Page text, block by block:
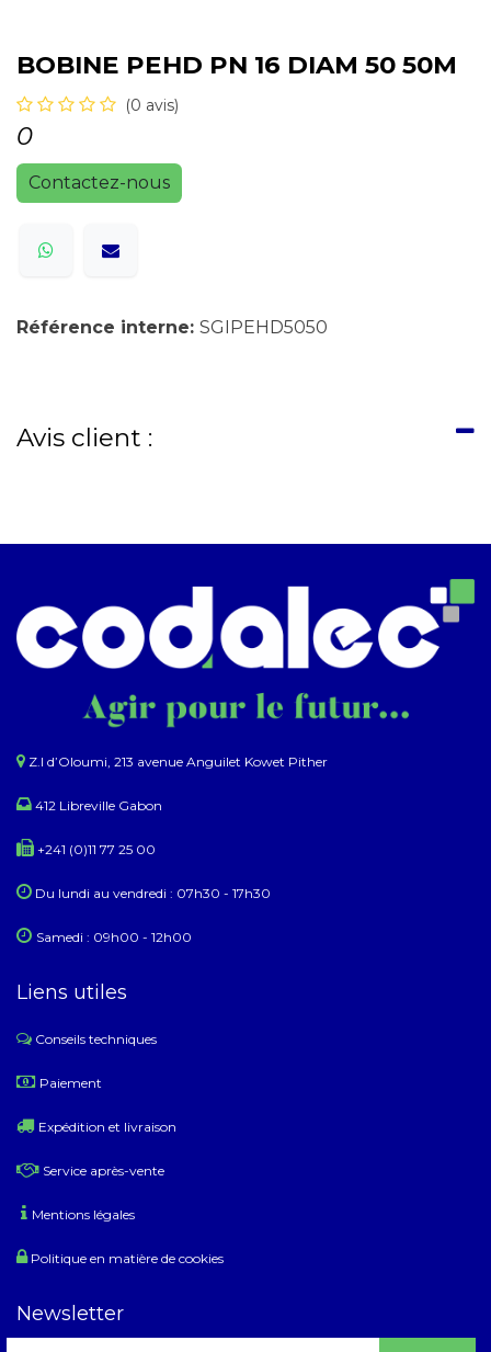
BOBINE PEHD PN 16 DIAM 50 50M
(0 avis)
0
Contactez-nous
Référence interne: SGIPEHD5050
Avis client :
Z.I d’Oloumi, 213 avenue Anguilet Kowet Pither​
412 Libreville Gabon
+241 (0)11 77 25 00
Du lundi au ​​vendredi : 07h30 - 17h30
Samedi : 09h00 - 12h00
Liens utiles
Conseils techniques
​ Paiement
Expédition et livraison
Service après-vente
Mentions légales
Politique en matière de cookies
Newsletter